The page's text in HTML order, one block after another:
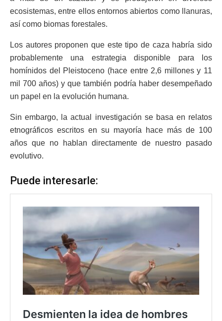
ecosistemas, entre ellos entornos abiertos como llanuras,
así como biomas forestales.
Los autores proponen que este tipo de caza habría sido
probablemente una estrategia disponible para los
homínidos del Pleistoceno (hace entre 2,6 millones y 11
mil 700 años) y que también podría haber desempeñado
un papel en la evolución humana.
Sin embargo, la actual investigación se basa en relatos
etnográficos escritos en su mayoría hace más de 100
años que no hablan directamente de nuestro pasado
evolutivo.
Puede interesarle: